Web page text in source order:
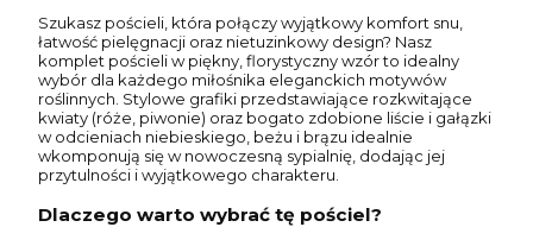
Szukasz pościeli, która połączy wyjątkowy komfort snu,
łatwość pielęgnacji oraz nietuzinkowy design? Nasz
komplet pościeli w piękny, florystyczny wzór to idealny
wybór dla każdego miłośnika eleganckich motywów
roślinnych. Stylowe grafiki przedstawiające rozkwitające
kwiaty (róże, piwonie) oraz bogato zdobione liście i gałązki
w odcieniach niebieskiego, beżu i brązu idealnie
wkomponują się w nowoczesną sypialnię, dodając jej
przytulności i wyjątkowego charakteru.
Dlaczego warto wybrać tę pościel?